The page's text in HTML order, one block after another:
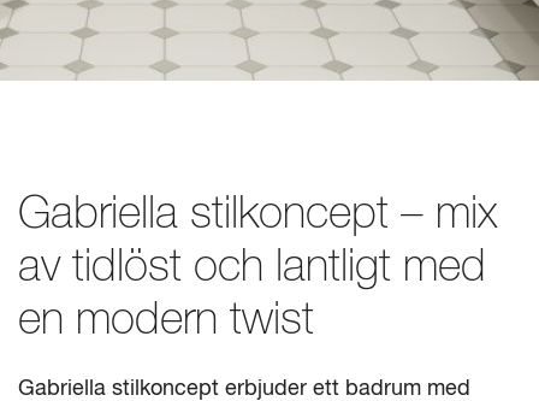
Gabriella stilkoncept – mix
av tidlöst och lantligt med
en modern twist
Gabriella stilkoncept erbjuder ett badrum med